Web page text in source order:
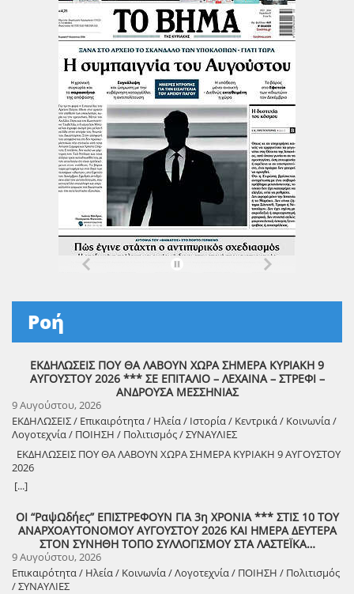
Ροή
ΕΚΔΗΛΩΣΕΙΣ ΠΟΥ ΘΑ ΛΑΒΟΥΝ ΧΩΡΑ ΣΗΜΕΡΑ ΚΥΡΙΑΚΗ 9
ΑΥΓΟΥΣΤΟΥ 2026 *** ΣΕ ΕΠΙΤΑΛΙΟ – ΛΕΧΑΙΝΑ – ΣΤΡΕΦΙ –
ΑΝΔΡΟΥΣΑ ΜΕΣΣΗΝΙΑΣ
9 Αυγούστου, 2026
ΕΚΔΗΛΩΣΕΙΣ / Επικαιρότητα / Ηλεία / Ιστορία / Κεντρικά / Κοινωνία /
Λογοτεχνία / ΠΟΙΗΣΗ / Πολιτισμός / ΣΥΝΑΥΛΙΕΣ
ΕΚΔΗΛΩΣΕΙΣ ΠΟΥ ΘΑ ΛΑΒΟΥΝ ΧΩΡΑ ΣΗΜΕΡΑ ΚΥΡΙΑΚΗ 9 ΑΥΓΟΥΣΤΟΥ
2026
88888888888888888888888888888888888888888888888888888888888888
88888888888888888888888888888888888888888888888888888888888888
[...]
ΟΙ “ΡαψΩδήες” ΕΠΙΣΤΡΕΦΟΥΝ ΓΙΑ 3η ΧΡΟΝΙΑ *** ΣΤΙΣ 10 ΤΟΥ
ΑΝΑΡΧΟΑΥΤΟΝΟΜΟΥ ΑΥΓΟΥΣΤΟΥ 2026 ΚΑΙ ΗΜΕΡΑ ΔΕΥΤΕΡΑ
ΣΤΟΝ ΣΥΝΗΘΗ ΤΟΠΟ ΣΥΛΛΟΓΙΣΜΟΥ ΣΤΑ ΛΑΣΤΕΪΚΑ…
9 Αυγούστου, 2026
Επικαιρότητα / Ηλεία / Κοινωνία / Λογοτεχνία / ΠΟΙΗΣΗ / Πολιτισμός
/ ΣΥΝΑΥΛΙΕΣ